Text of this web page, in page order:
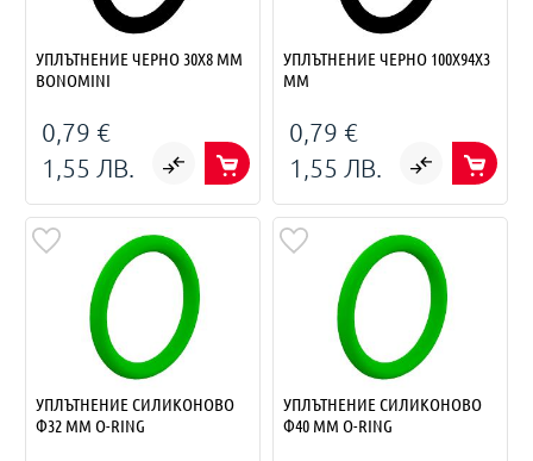
УПЛЪТНЕНИЕ ЧЕРНО 30X8 MM
BONOMINI
0,79 €
1,55 ЛВ.
УПЛЪТНЕНИЕ ЧЕРНО 100Х94X3
MM
0,79 €
1,55 ЛВ.
УПЛЪТНЕНИЕ СИЛИКОНОВО
Ф32 ММ O-RING
УПЛЪТНЕНИЕ СИЛИКОНОВО
Ф40 ММ O-RING